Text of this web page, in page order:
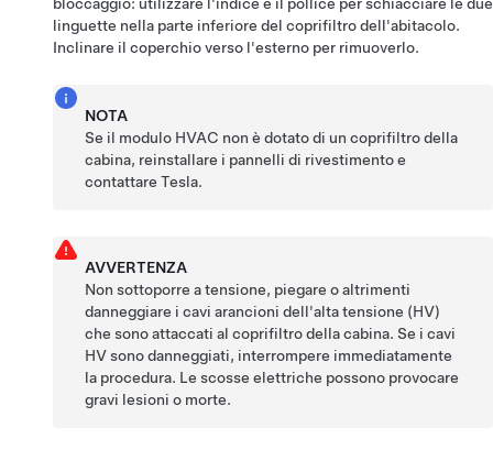
linguette nella parte inferiore del coprifiltro dell'abitacolo.
Inclinare il coperchio verso l'esterno per rimuoverlo.
NOTA
Se il modulo HVAC non è dotato di un coprifiltro della
cabina, reinstallare i pannelli di rivestimento e
contattare Tesla.
AVVERTENZA
Non sottoporre a tensione, piegare o altrimenti
danneggiare i cavi arancioni dell'alta tensione (HV)
che sono attaccati al coprifiltro della cabina. Se i cavi
HV sono danneggiati, interrompere immediatamente
la procedura. Le scosse elettriche possono provocare
gravi lesioni o morte.